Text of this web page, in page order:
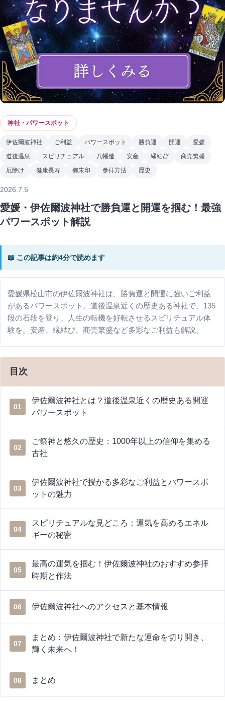
神社・パワースポット
伊佐爾波神社 ご利益 パワースポット 勝負運 開運
愛媛
道後温泉
スピリチュアル 八幡造 安産 縁結び
商売繁盛
厄除け
健康長寿 御朱印 参拝方法 歴史
2026.7.5
愛媛・伊佐爾波神社で勝負運と開運を掴む！最強
パワースポット解説
📖 この記事は約4分で読めます
愛媛県松山市の伊佐爾波神社は、勝負運と開運に強いご利益
があるパワースポット。道後温泉近くの歴史ある神社で、135
段の石段を登り、人生の転機を好転させるスピリチュアル体
験を。安産、縁結び、商売繁盛など多彩なご利益も解説。
目次
01
伊佐爾波神社とは？道後温泉近くの歴史ある開運
パワースポット
02
ご祭神と悠久の歴史：1000年以上の信仰を集める
古社
03
伊佐爾波神社で授かる多彩なご利益とパワースポ
ットの魅力
04
スピリチュアルな見どころ：運気を高めるエネル
ギーの秘密
05
最高の運気を掴む！伊佐爾波神社のおすすめ参拝
時期と作法
06 伊佐爾波神社へのアクセスと基本情報
07
まとめ：伊佐爾波神社で新たな運命を切り開き、
輝く未来へ！
08 まとめ